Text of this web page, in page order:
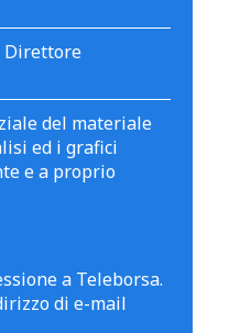
Direttore
del materiale
ed i grafici
e a proprio
a Teleborsa.
di e-mail